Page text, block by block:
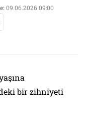
09.06.2026 09:00
bir zihniyeti